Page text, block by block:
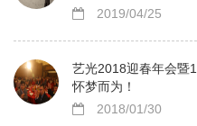
2019/04/25
艺光2018迎春年会暨
怀梦而为！
2018/01/30